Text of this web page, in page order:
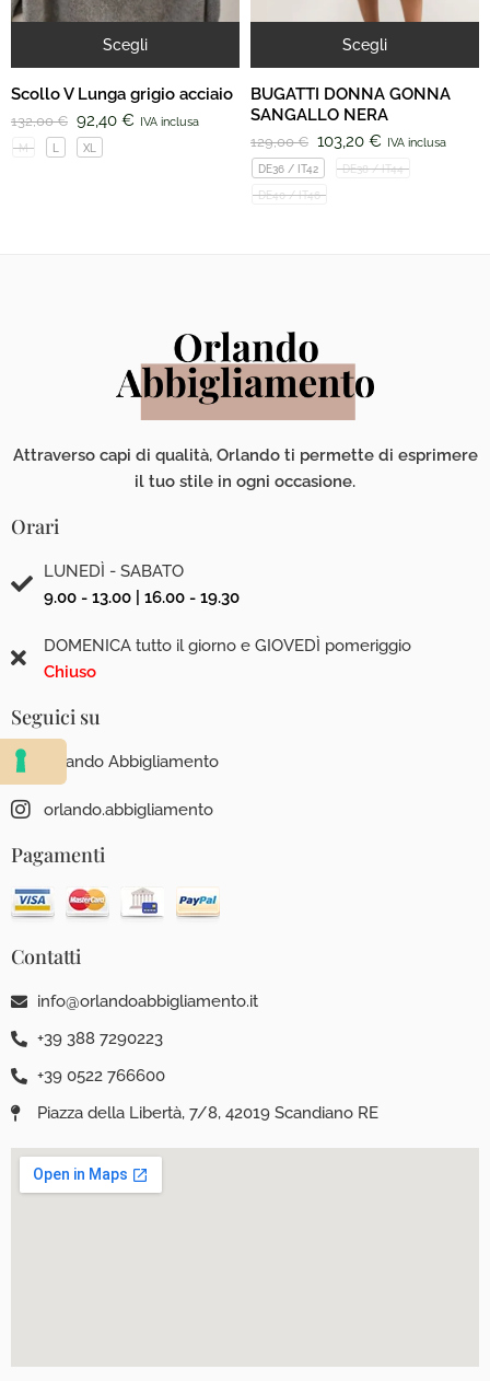
Scegli
Scollo V Lunga grigio acciaio
132,00€ 92,40 € IVA inclusa
M L XL
Scegli
BUGATTI DONNA GONNA
SANGALLO NERA
129,00€ 103,20 € IVA inclusa
DE36 / IT42 DE38 / IT44
DE40 / IT46
Attraverso capi di qualità, Orlando ti permette di esprimere
il tuo stile in ogni occasione.
Orari
LUNEDÌ - SABATO
9.00 - 13.00 | 16.00 - 19.30
DOMENICA tutto il giorno e GIOVEDÌ pomeriggio
Chiuso
Seguici su
Orlando Abbigliamento
orlando.abbigliamento
Pagamenti
Contatti
info@orlandoabbigliamento.it
+39 388 7290223
+39 0522 766600
Piazza della Libertà, 7/8, 42019 Scandiano RE